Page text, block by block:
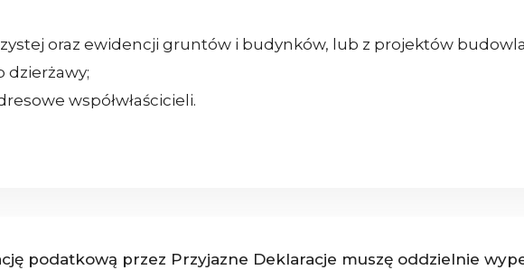
oraz ewidencji gruntów i budynków, lub z projektów
dzierżawy;
współwłaścicieli.
podatkową przez Przyjazne Deklaracje muszę oddzielnie